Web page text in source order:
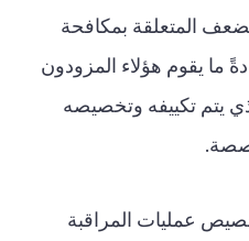
المتعلقة بمكافحة
ما يقوم هؤلاء المزودون
يتم تكييفه وتخصيصه
عمليات المراقبة